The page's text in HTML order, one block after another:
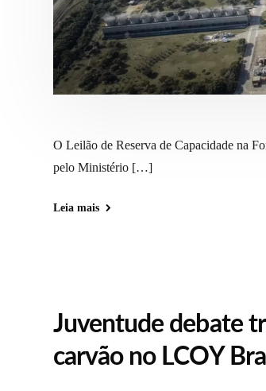
O Leilão de Reserva de Capacidade na
pelo Ministério […]
Leia mais
Juventude debate
carvão no LCOY